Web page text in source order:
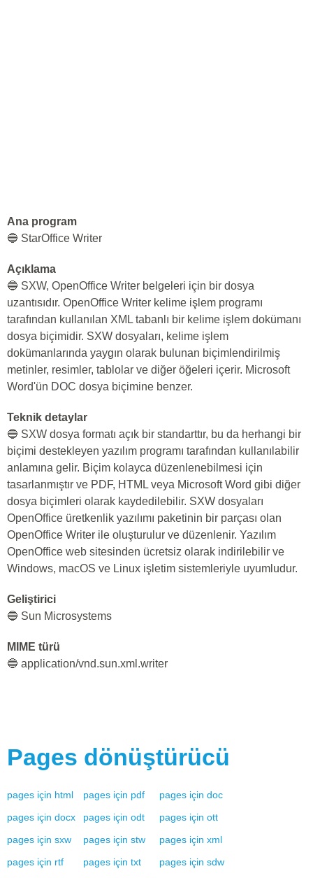
Ana program
🔵 StarOffice Writer
Açıklama
🔵 SXW, OpenOffice Writer belgeleri için bir dosya
uzantısıdır. OpenOffice Writer kelime işlem programı
tarafından kullanılan XML tabanlı bir kelime işlem dokümanı
dosya biçimidir. SXW dosyaları, kelime işlem
dokümanlarında yaygın olarak bulunan biçimlendirilmiş
metinler, resimler, tablolar ve diğer öğeleri içerir. Microsoft
Word'ün DOC dosya biçimine benzer.
Teknik detaylar
🔵 SXW dosya formatı açık bir standarttır, bu da herhangi bir
biçimi destekleyen yazılım programı tarafından kullanılabilir
anlamına gelir. Biçim kolayca düzenlenebilmesi için
tasarlanmıştır ve PDF, HTML veya Microsoft Word gibi diğer
dosya biçimleri olarak kaydedilebilir. SXW dosyaları
OpenOffice üretkenlik yazılımı paketinin bir parçası olan
OpenOffice Writer ile oluşturulur ve düzenlenir. Yazılım
OpenOffice web sitesinden ücretsiz olarak indirilebilir ve
Windows, macOS ve Linux işletim sistemleriyle uyumludur.
Geliştirici
🔵 Sun Microsystems
MIME türü
🔵 application/vnd.sun.xml.writer
Pages dönüştürücü
pages için html pages için pdf pages için doc
pages için docx pages için odt pages için ott
pages için sxw pages için stw pages için xml
pages için rtf pages için txt pages için sdw